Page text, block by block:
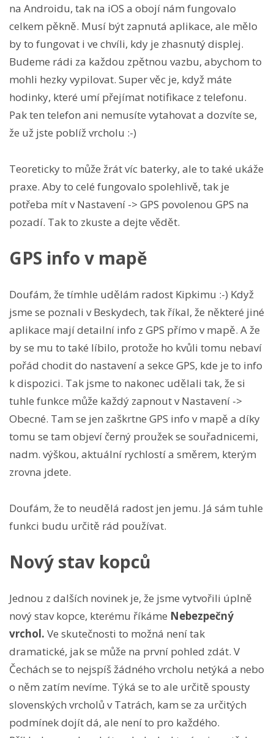
na Androidu, tak na iOS a obojí nám fungovalo
celkem pěkně. Musí být zapnutá aplikace, ale mělo
by to fungovat i ve chvíli, kdy je zhasnutý displej.
Budeme rádi za každou zpětnou vazbu, abychom to
mohli hezky vypilovat. Super věc je, když máte
hodinky, které umí přejímat notifikace z telefonu.
Pak ten telefon ani nemusíte vytahovat a dozvíte se,
že už jste poblíž vrcholu :-)
Teoreticky to může žrát víc baterky, ale to také ukáže
praxe. Aby to celé fungovalo spolehlivě, tak je
potřeba mít v Nastavení -> GPS povolenou GPS na
pozadí. Tak to zkuste a dejte vědět.
GPS info v mapě
Doufám, že tímhle udělám radost Kipkimu :-) Když
jsme se poznali v Beskydech, tak říkal, že některé jiné
aplikace mají detailní info z GPS přímo v mapě. A že
by se mu to také líbilo, protože ho kvůli tomu nebaví
pořád chodit do nastavení a sekce GPS, kde je to info
k dispozici. Tak jsme to nakonec udělali tak, že si
tuhle funkce může každý zapnout v Nastavení ->
Obecné. Tam se jen zaškrtne GPS info v mapě a díky
tomu se tam objeví černý proužek se souřadnicemi,
nadm. výškou, aktuální rychlostí a směrem, kterým
zrovna jdete.
Doufám, že to neudělá radost jen jemu. Já sám tuhle
funkci budu určitě rád používat.
Nový stav kopců
Jednou z dalších novinek je, že jsme vytvořili úplně
nový stav kopce, kterému říkáme Nebezpečný
vrchol. Ve skutečnosti to možná není tak
dramatické, jak se může na první pohled zdát. V
Čechách se to nejspíš žádného vrcholu netýká a nebo
o něm zatím nevíme. Týká se to ale určitě spousty
slovenských vrcholů v Tatrách, kam se za určitých
podmínek dojít dá, ale není to pro každého.